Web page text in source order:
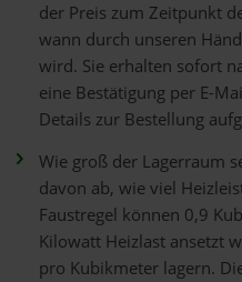
der Preis zum Zeitpunkt
wann durch unseren
wird. Sie erhalten sofort
eine Bestätigung per E-
Details zur Bestellung
Wie groß der Lagerraum
davon ab, wie viel
Faustregel können 0,9
Kilowatt Heizlast ansetzt
pro Kubikmeter lagern.